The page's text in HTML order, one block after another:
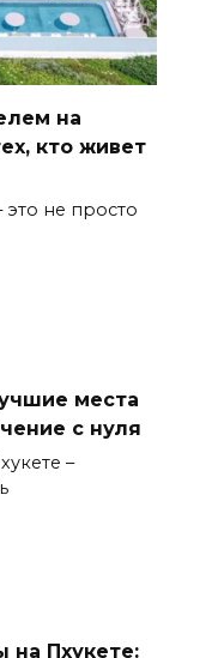
на
кто живет
не просто
места
с нуля
–
на Пхукете: